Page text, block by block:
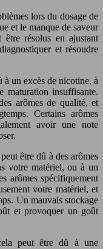
lors du dosage de
et le manque de saveur
être résolus en ajustant
et résoudre
à un excès de nicotine, à
maturation insuffisante.
arômes de qualité, et
Certains arômes
avoir une note
être dû à des arômes
votre matériel, ou à un
arômes spécifiquement
votre matériel, et
Un mauvais stockage
et provoquer un goût
peut être dû à une